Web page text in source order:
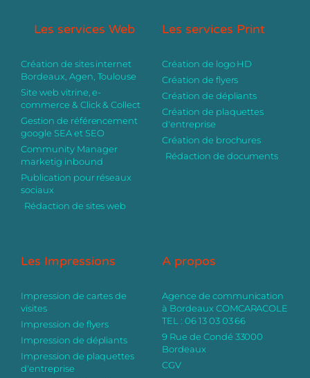
Les services Web
Création de sites internet
Bordeaux, Agen, Toulouse
Site web vitrine, e-
commerce & Click & Collect
Gestion de référencement
google SEA et SEO
Community Manager
marketig inbound
Publication pour réseaux
sociaux
Rédaction de sites web
Les services Print
Création de logo HD
Création de flyers
Création de dépliants
Création de plaquettes
d'entreprise
Création de brochures
Rédaction de documents
Les Impressions
Impression de cartes de
visites
Impression de flyers
Impression de dépliants
Impression de plaquettes
d'entreprise
A propos
Agence de communication
à Bordeaux COMCARACOLE
TEL : 06 13 03 03 66
9 Rue de Condé 33000
Bordeaux
CGV